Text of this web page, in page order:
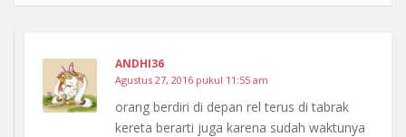
ANDHI36
Agustus 27, 2016 pukul 11:55 am
orang berdiri di depan rel terus di tabrak
kereta berarti juga karena sudah waktunya